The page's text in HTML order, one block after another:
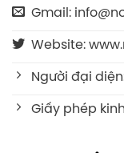
Gmail:
Website:
Người đại
Giấy phép